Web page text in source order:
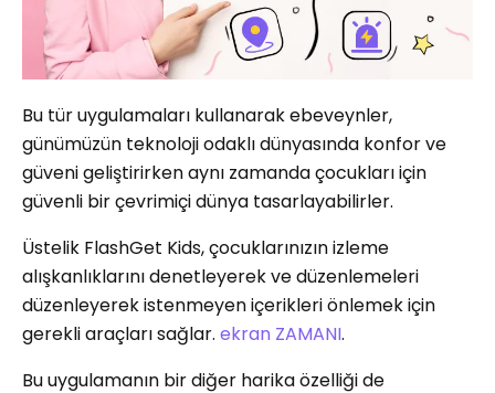
Bu tür uygulamaları kullanarak ebeveynler,
günümüzün teknoloji odaklı dünyasında konfor ve
güveni geliştirirken aynı zamanda çocukları için
güvenli bir çevrimiçi dünya tasarlayabilirler.
Üstelik FlashGet Kids, çocuklarınızın izleme
alışkanlıklarını denetleyerek ve düzenlemeleri
düzenleyerek istenmeyen içerikleri önlemek için
gerekli araçları sağlar. ekran ZAMANI.
Bu uygulamanın bir diğer harika özelliği de